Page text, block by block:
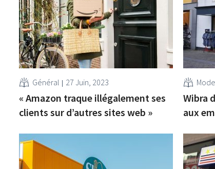
Général 27 Juin, 2023
« Amazon traque illégalement ses
clients sur d’autres sites web »
Mode
Wibra
aux